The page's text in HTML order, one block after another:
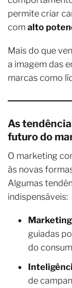
permite criar
com alto
Mais do que
a imagem das
marcas como
As
futuro do
O marketing
às novas
Algumas
indispensáveis:
guiadas
do
de